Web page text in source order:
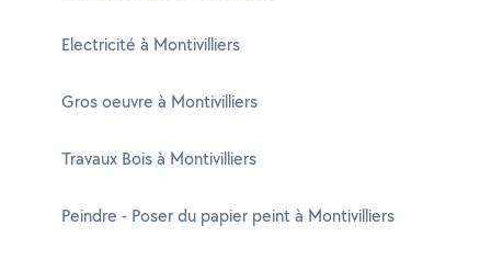
Electricité à Montivilliers
Gros oeuvre à Montivilliers
Travaux Bois à Montivilliers
Peindre - Poser du papier peint à Montivilliers